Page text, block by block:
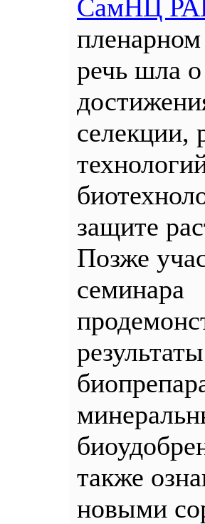
СамНЦ
пленарном
речь шла
селекции,
защите
Позже
семинара
также
новыми